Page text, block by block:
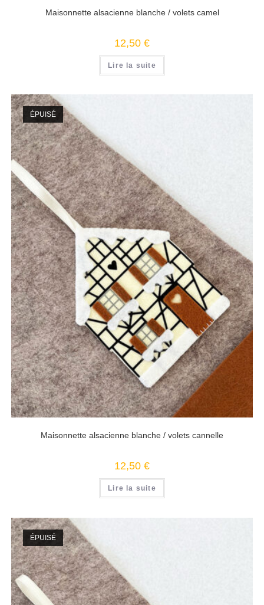
Maisonnette alsacienne blanche / volets camel
12,50 €
Lire la suite
ÉPUISÉ
Maisonnette alsacienne blanche / volets cannelle
12,50 €
Lire la suite
ÉPUISÉ